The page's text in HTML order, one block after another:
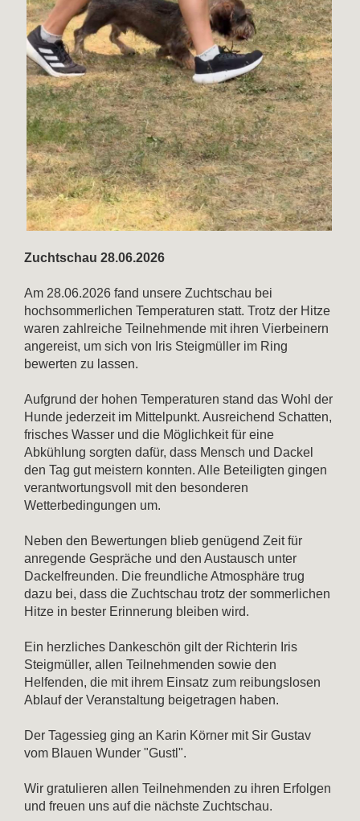
Zuchtschau 28.06.2026
Am 28.06.2026 fand unsere Zuchtschau bei
hochsommerlichen Temperaturen statt. Trotz der Hitze
waren zahlreiche Teilnehmende mit ihren Vierbeinern
angereist, um sich von Iris Steigmüller im Ring
bewerten zu lassen.
Aufgrund der hohen Temperaturen stand das Wohl der
Hunde jederzeit im Mittelpunkt. Ausreichend Schatten,
frisches Wasser und die Möglichkeit für eine
Abkühlung sorgten dafür, dass Mensch und Dackel
den Tag gut meistern konnten. Alle Beteiligten gingen
verantwortungsvoll mit den besonderen
Wetterbedingungen um.
Neben den Bewertungen blieb genügend Zeit für
anregende Gespräche und den Austausch unter
Dackelfreunden. Die freundliche Atmosphäre trug
dazu bei, dass die Zuchtschau trotz der sommerlichen
Hitze in bester Erinnerung bleiben wird.
Ein herzliches Dankeschön gilt der Richterin Iris
Steigmüller, allen Teilnehmenden sowie den
Helfenden, die mit ihrem Einsatz zum reibungslosen
Ablauf der Veranstaltung beigetragen haben.
Der Tagessieg ging an Karin Körner mit Sir Gustav
vom Blauen Wunder "Gustl".
Wir gratulieren allen Teilnehmenden zu ihren Erfolgen
und freuen uns auf die nächste Zuchtschau.